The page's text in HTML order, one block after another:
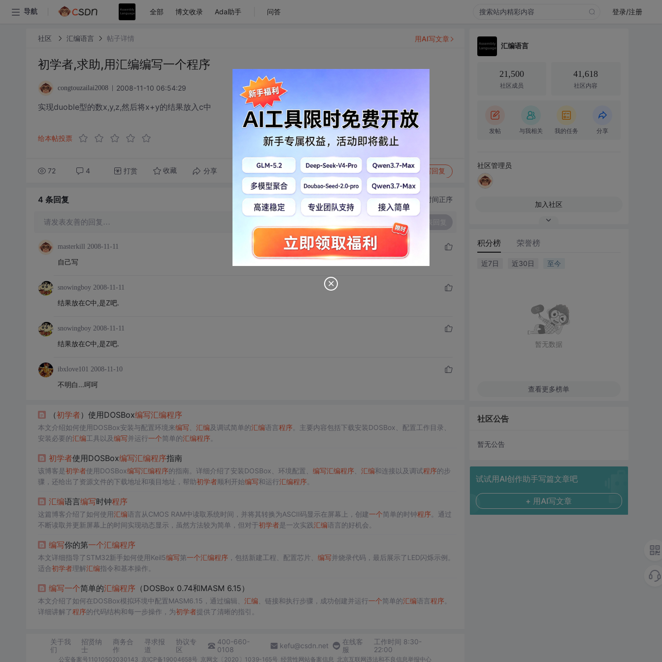
导航 全部 博文收录 Ada助手 问答 登录/注册
社区 汇编语言 帖子详情
初学者,求助,用汇编编写一个程序
congtouzailai2008 2008-11-10 06:54:29
实现duoble型的数x,y,z,然后将x+y的结果放入c中
给本帖投票
72 4 打赏 收藏 分享 转发到动态 举报 写回复
用AI写文章
4 条回复 切换为时间正序
请发表友善的回复…
masterkill 2008-11-11
自己写
snowingboy 2008-11-11
结果放在C中,是Z吧.
snowingboy 2008-11-11
结果放在C中,是Z吧.
ibxlove101 2008-11-10
不明白...呵呵
（初学者）使用DOSBox编写汇编程序
本文介绍如何使用DOSBox安装与配置环境来编写 汇编及调试简单的汇编语言程序 。主要内容包括下载安装DOSBox、配置工作目录、
安装必要的汇编工具以及编写并运行一个简单的汇编程序
初学者使用DOSBox编写汇编程序指南
该博客是初学者使用DOSBox编写汇编程序的指南。详细介绍了安装DOSBox、环境配置、 编写汇编程序 汇编和连接以及调试程序的步
骤，还给出了资源文件的下载地址和项目地址，帮助初学者顺利开始编写和运行汇编程序
汇编语言编写时钟程序
这篇博客介绍了如何使用汇编语言从CMOS RAM中读取系统时间，并将其转换为ASCII码显示在屏幕上，创建一个简单的时钟程序 。通过
不断读取并更新屏幕上的时间实现动态显示，虽然方法较为简单，但对于初学者是一次实践汇编语言的好机会。
编写你的第一个汇编程序
本文详细指导了STM32新手如何使用Keil5编写第一个汇编程序 ，包括新建工程、配置芯片、 编写并烧录代码，最后展示了LED闪烁示例。
适合初学者理解汇编指令和基本操作。
编写一个简单的汇编程序（DOSBox 0.74和MASM 6.15）
本文介绍了如何在DOSBox模拟环境中配置MASM6.15，通过编辑、 汇编 、链接和执行步骤，成功创建并运行一个简单的汇编语言程序
详细讲解了程序的代码结构和每一步操作，为初学者提供了清晰的指引。
关于我
们
招贤纳
士
商务合
作
寻求报
道
协议专
区
400-660-
0108
kefu@csdn.net
在线客
服
工作时间 8:30-
22:00
公安备案号11010502030143 京ICP备19004658号 京网文〔2020〕1039-165号 经营性网站备案信息 北京互联网违法和不良信息举报中心
汇编语言
21,500
社区成员
41,618
社区内容
发帖 与我相关 我的任务 分享
社区管理员
加入社区
积分榜 荣誉榜
近7日 近30日 至今
暂无数据
查看更多榜单
社区公告
暂无公告
试试用AI创作助手写篇文章吧
+ 用AI写文章